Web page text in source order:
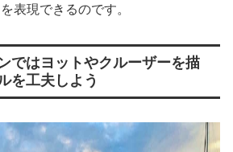
表現できるのです。
ではヨットやクルーザーを描
を工夫しよう